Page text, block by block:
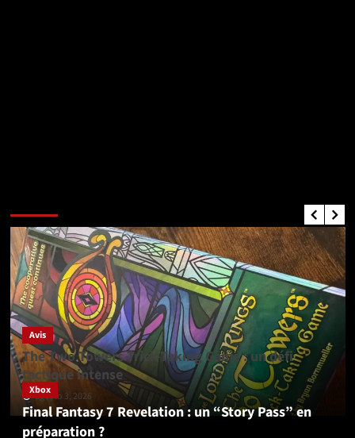
Avis
The Two Towers Trick-Taking Game : un défi
tactique intense
agosto 3, 2026
Xbox
Final Fantasy 7 Revelation : un “Story Pass” en
préparation ?